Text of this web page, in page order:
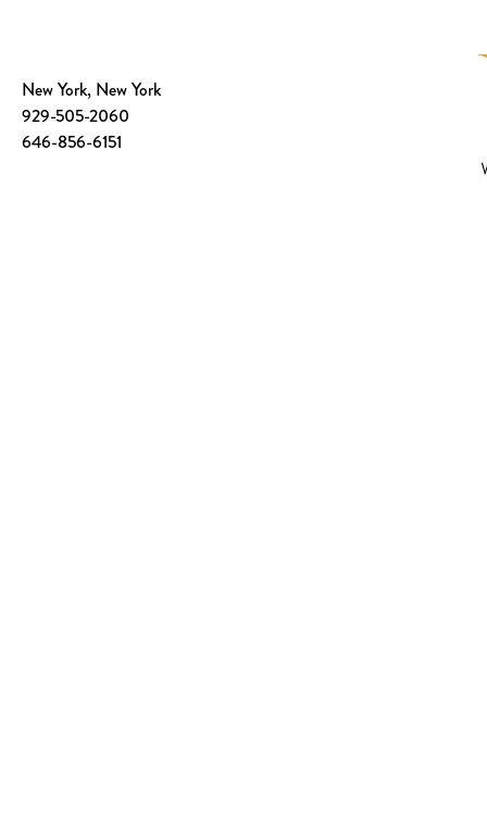
New York, New York
929-505-2060
646-856-6151